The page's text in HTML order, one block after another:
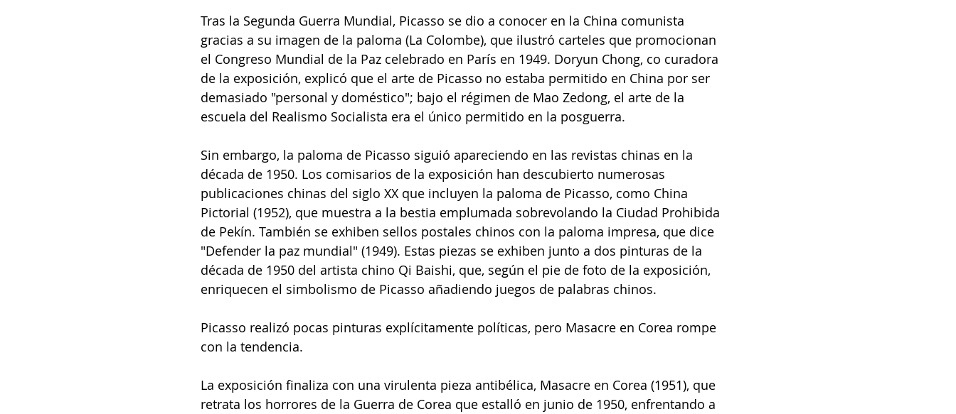
Tras la Segunda Guerra Mundial, Picasso se dio a conocer en la China comunista
gracias a su imagen de la paloma (La Colombe), que ilustró carteles que promocionan
el Congreso Mundial de la Paz celebrado en París en 1949. Doryun Chong, co curadora
de la exposición, explicó que el arte de Picasso no estaba permitido en China por ser
demasiado "personal y doméstico"; bajo el régimen de Mao Zedong, el arte de la
escuela del Realismo Socialista era el único permitido en la posguerra.
Sin embargo, la paloma de Picasso siguió apareciendo en las revistas chinas en la
década de 1950. Los comisarios de la exposición han descubierto numerosas
publicaciones chinas del siglo XX que incluyen la paloma de Picasso, como China
Pictorial (1952), que muestra a la bestia emplumada sobrevolando la Ciudad Prohibida
de Pekín. También se exhiben sellos postales chinos con la paloma impresa, que dice
"Defender la paz mundial" (1949). Estas piezas se exhiben junto a dos pinturas de la
década de 1950 del artista chino Qi Baishi, que, según el pie de foto de la exposición,
enriquecen el simbolismo de Picasso añadiendo juegos de palabras chinos.
Picasso realizó pocas pinturas explícitamente políticas, pero Masacre en Corea rompe
con la tendencia.
La exposición finaliza con una virulenta pieza antibélica, Masacre en Corea (1951), que
retrata los horrores de la Guerra de Corea que estalló en junio de 1950, enfrentando a